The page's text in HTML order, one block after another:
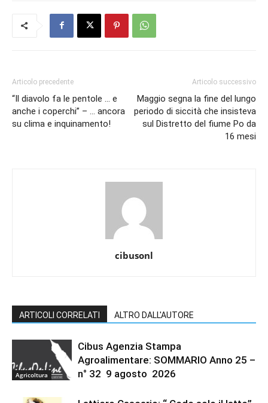
Articolo precedente
“Il diavolo fa le pentole … e
anche i coperchi” – … ancora
su clima e inquinamento!
Articolo successivo
Maggio segna la fine del lungo
periodo di siccità che insisteva
sul Distretto del fiume Po da
16 mesi
cibusonl
ARTICOLI CORRELATI ALTRO DALL'AUTORE
Agricoltura
Cibus Agenzia Stampa
Agroalimentare: SOMMARIO Anno 25 –
n° 32 9 agosto 2026